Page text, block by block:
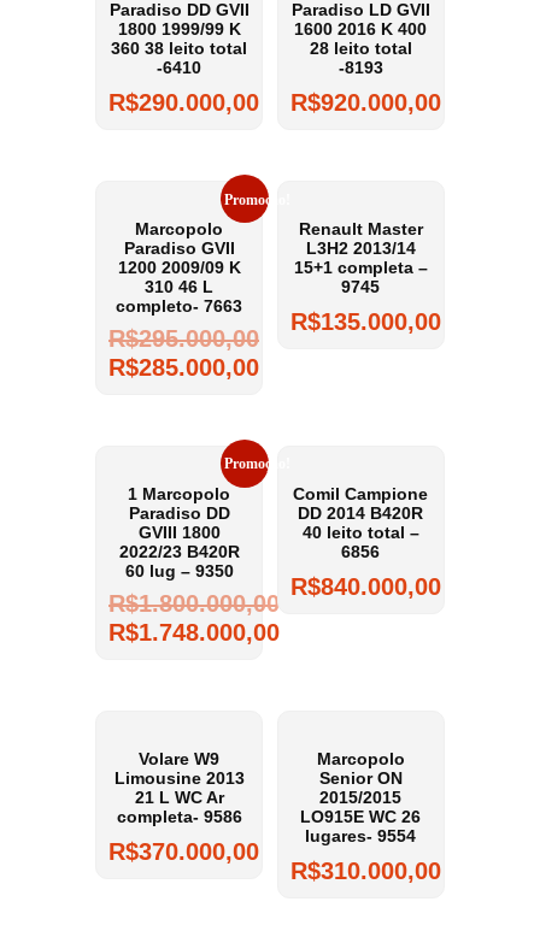
Paradiso DD GVII
1800 1999/99 K
360 38 leito total
-6410
R$290.000,00
Paradiso LD GVII
1600 2016 K 400
28 leito total
-8193
R$920.000,00
Promoção!
Marcopolo
Paradiso GVII
1200 2009/09 K
310 46 L
completo- 7663
R$295.000,00
R$285.000,00
Renault Master
L3H2 2013/14
15+1 completa –
9745
R$135.000,00
Promoção!
1 Marcopolo
Paradiso DD
GVIII 1800
2022/23 B420R
60 lug – 9350
R$1.800.000,00
R$1.748.000,00
Comil Campione
DD 2014 B420R
40 leito total –
6856
R$840.000,00
Volare W9
Limousine 2013
21 L WC Ar
completa- 9586
R$370.000,00
Marcopolo
Senior ON
2015/2015
LO915E WC 26
lugares- 9554
R$310.000,00